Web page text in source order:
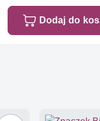
Dodaj do